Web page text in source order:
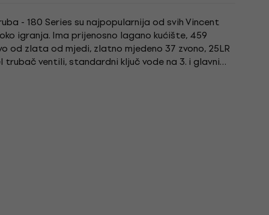
- 180 Series su najpopularnija od svih Vincent
igranja. Ima prijenosno lagano kućište, 459
od zlata od mjedi, zlatno mjedeno 37 zvono, 25LR
trubač ventili, standardni ključ vode na 3. i glavni